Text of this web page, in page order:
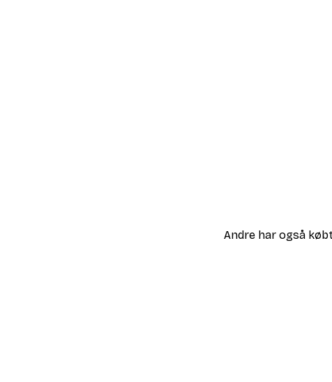
Andre har også købt